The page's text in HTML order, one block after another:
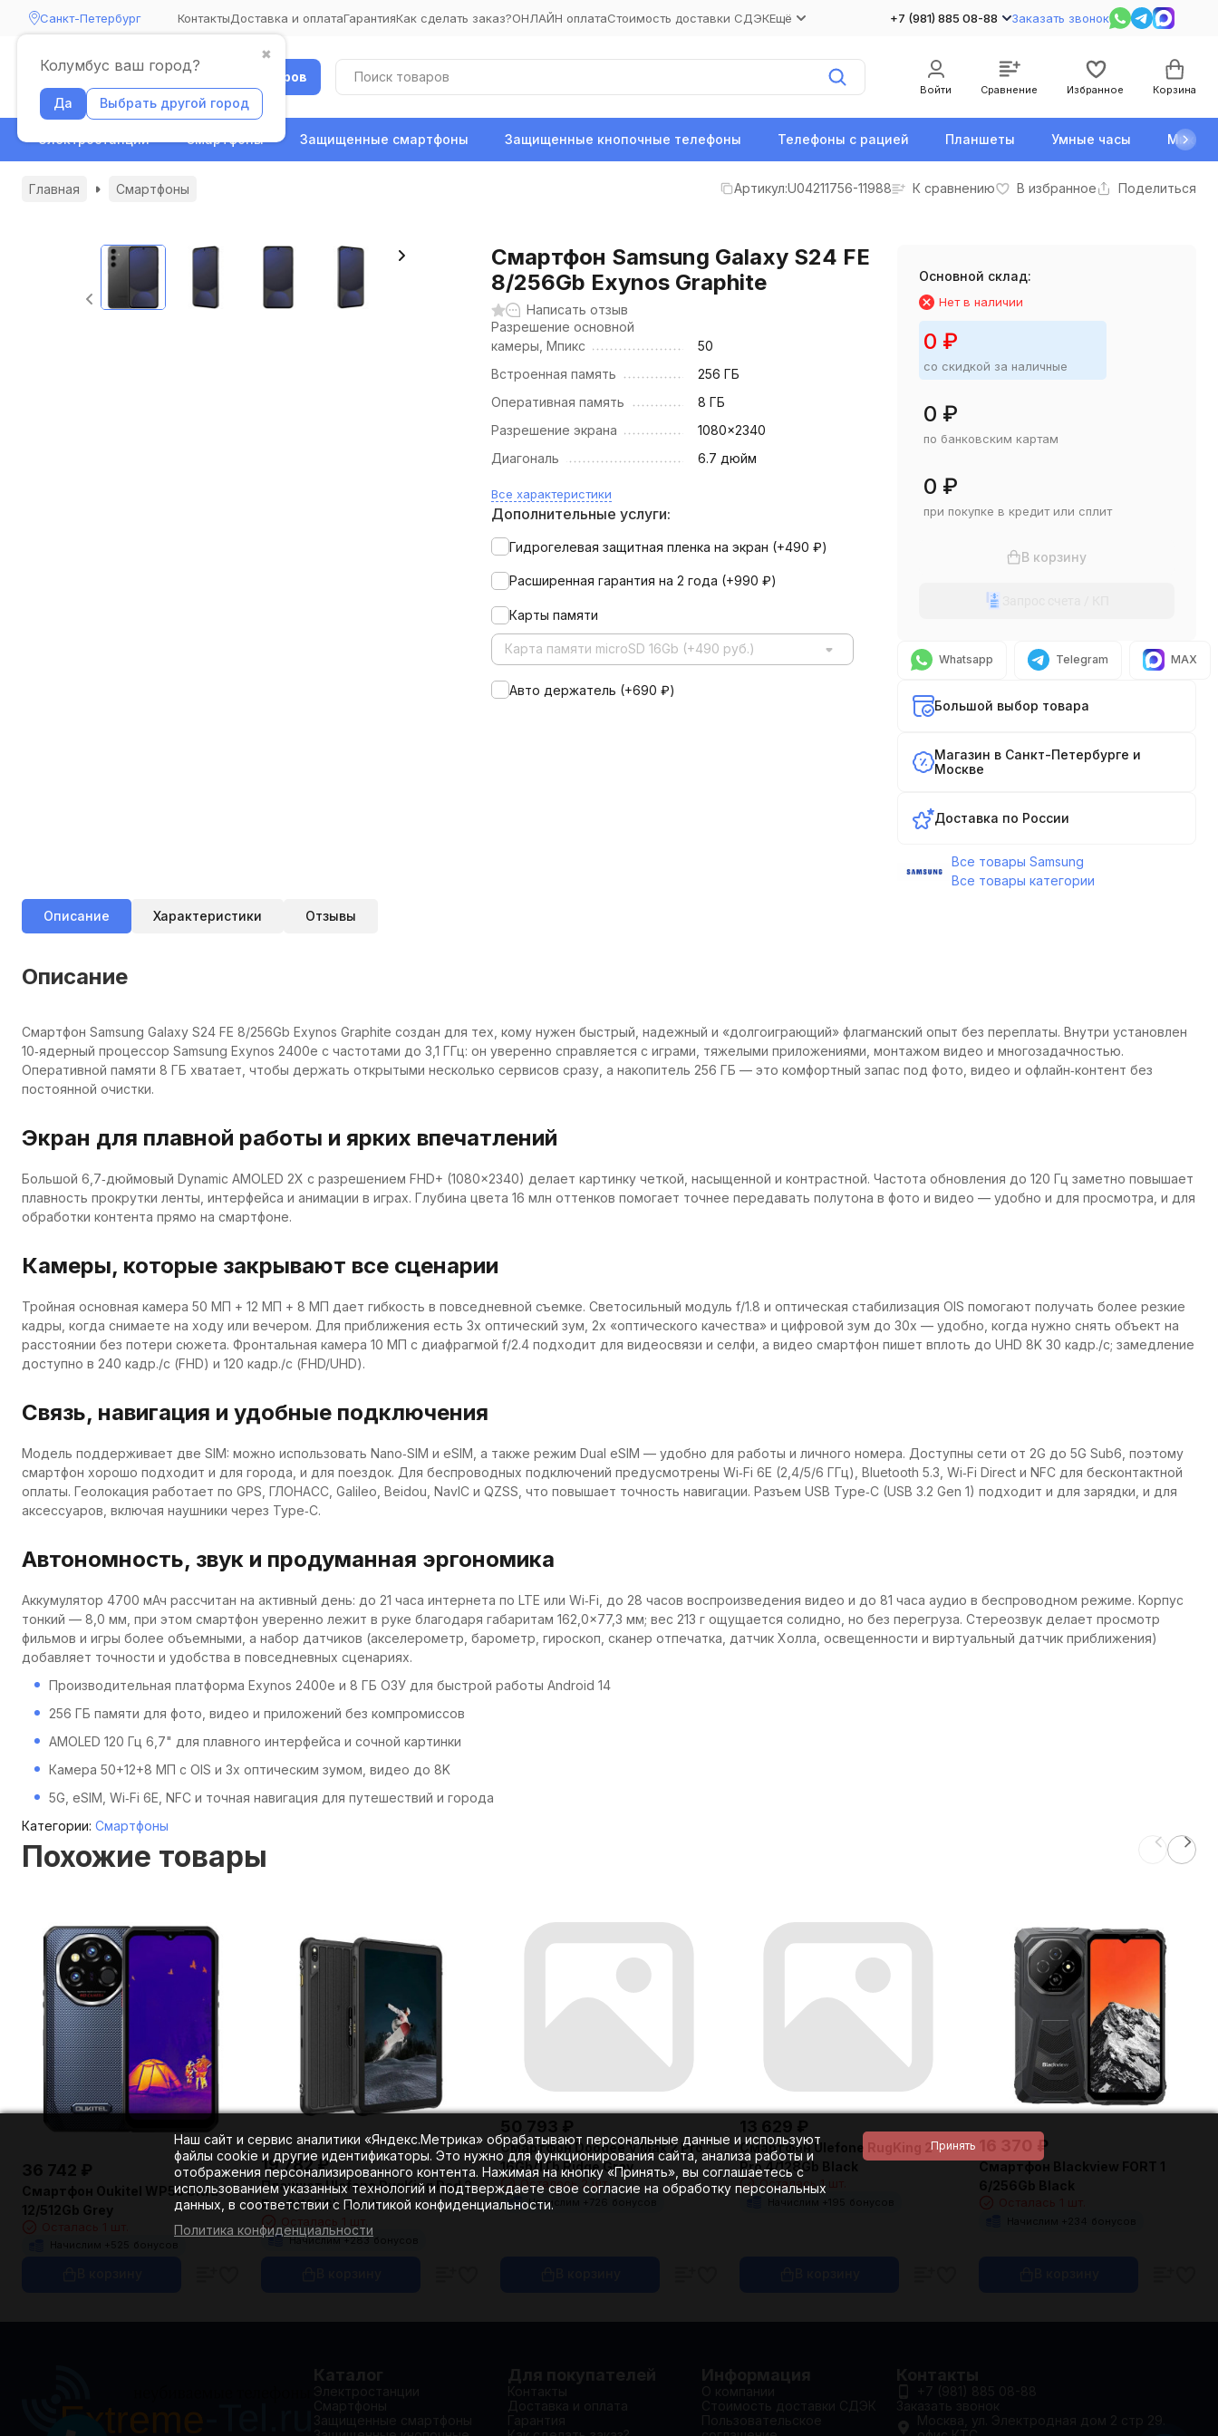
Санкт-Петербург
✖
Колумбус ваш город?
Да Выбрать другой город
КонтактыДоставка и оплатаГарантияКак сделать заказ?ОНЛАЙН оплатаСтоимость доставки СДЭКЕщё +7 (981) 885 08-88 Заказать звонок
Каталог товаров
Войти Сравнение Избранное Корзина
Электростанции Смартфоны Защищенные смартфоны Защищенные кнопочные телефоны Телефоны с рацией Планшеты Умные часы
Главная Смартфоны Артикул:U04211756-11988 К сравнению В избранное Поделиться
Смартфон Samsung Galaxy S24 FE
8/256Gb Exynos Graphite
Написать отзыв
Разрешение основной
камеры, Мпикс
50
Встроенная память
256 ГБ
Оперативная память
8 ГБ
Разрешение экрана
1080x2340
Диагональ
6.7 дюйм
Все характеристики
Дополнительные услуги:
Гидрогелевая защитная пленка на экран (+490₽)
Расширенная гарантия на 2 года (+990₽)
Карты памяти
Карта памяти microSD 16Gb (+490 руб.)
Авто держатель (+690₽)
Основной склад:
Нет в наличии
0 ₽
со скидкой за наличные
0 ₽
по банковским картам
0 ₽
при покупке в кредит или сплит
В корзину
Whatsapp Telegram MAX
Большой выбор товара
Магазин в Санкт-Петербурге и
Москве
Доставка по России
Все товары Samsung
Все товары категории
Описание Характеристики Отзывы
Описание
Смартфон Samsung Galaxy S24 FE 8/256Gb Exynos Graphite создан для тех, кому нужен быстрый, надежный и «долгоиграющий» флагманский опыт без переплаты. Внутри установлен
10‑ядерный процессор Samsung Exynos 2400e с частотами до 3,1 ГГц: он уверенно справляется с играми, тяжелыми приложениями, монтажом видео и многозадачностью.
Оперативной памяти 8 ГБ хватает, чтобы держать открытыми несколько сервисов сразу, а накопитель 256 ГБ — это комфортный запас под фото, видео и офлайн‑контент без
постоянной очистки.
Экран для плавной работы и ярких впечатлений
Большой 6,7‑дюймовый Dynamic AMOLED 2X с разрешением FHD+ (1080×2340) делает картинку четкой, насыщенной и контрастной. Частота обновления до 120 Гц заметно повышает
плавность прокрутки ленты, интерфейса и анимации в играх. Глубина цвета 16 млн оттенков помогает точнее передавать полутона в фото и видео — удобно и для просмотра, и для
обработки контента прямо на смартфоне.
Камеры, которые закрывают все сценарии
Тройная основная камера 50 МП + 12 МП + 8 МП дает гибкость в повседневной съемке. Светосильный модуль f/1.8 и оптическая стабилизация OIS помогают получать более резкие
кадры, когда снимаете на ходу или вечером. Для приближения есть 3х оптический зум, 2х «оптического качества» и цифровой зум до 30х — удобно, когда нужно снять объект на
расстоянии без потери сюжета. Фронтальная камера 10 МП с диафрагмой f/2.4 подходит для видеосвязи и селфи, а видео смартфон пишет вплоть до UHD 8K 30 кадр./с; замедление
доступно в 240 кадр./с (FHD) и 120 кадр./с (FHD/UHD).
Связь, навигация и удобные подключения
Модель поддерживает две SIM: можно использовать Nano‑SIM и eSIM, а также режим Dual eSIM — удобно для работы и личного номера. Доступны сети от 2G до 5G Sub6, поэтому
смартфон хорошо подходит и для города, и для поездок. Для беспроводных подключений предусмотрены Wi‑Fi 6E (2,4/5/6 ГГц), Bluetooth 5.3, Wi‑Fi Direct и NFC для бесконтактной
оплаты. Геолокация работает по GPS, ГЛОНАСС, Galileo, Beidou, NavIC и QZSS, что повышает точность навигации. Разъем USB Type‑C (USB 3.2 Gen 1) подходит и для зарядки, и для
аксессуаров, включая наушники через Type‑C.
Автономность, звук и продуманная эргономика
Аккумулятор 4700 мАч рассчитан на активный день: до 21 часа интернета по LTE или Wi‑Fi, до 28 часов воспроизведения видео и до 81 часа аудио в беспроводном режиме. Корпус
тонкий — 8,0 мм, при этом смартфон уверенно лежит в руке благодаря габаритам 162,0×77,3 мм; вес 213 г ощущается солидно, но без перегруза. Стереозвук делает просмотр
фильмов и игры более объемными, а набор датчиков (акселерометр, барометр, гироскоп, сканер отпечатка, датчик Холла, освещенности и виртуальный датчик приближения)
добавляет точности и удобства в повседневных сценариях.
Производительная платформа Exynos 2400e и 8 ГБ ОЗУ для быстрой работы Android 14
256 ГБ памяти для фото, видео и приложений без компромиссов
AMOLED 120 Гц 6,7" для плавного интерфейса и сочной картинки
Камера 50+12+8 МП с OIS и 3х оптическим зумом, видео до 8K
5G, eSIM, Wi‑Fi 6E, NFC и точная навигация для путешествий и города
Категории: Смартфоны
Похожие товары
36 742 ₽
Смартфон Oukitel WP55 Ultra
12/512Gb Grey
Начислим + бонусов
19 782 ₽
Планшет Ulefone RugKing Pad 2
Pro 8/128Gb Black
Начислим +283 бонусов
50 793 ₽
Смартфон Doogee V Max 2 Pro
16Gb/1Tb Ridge Gray
Осталось 2 шт.
Начислим + 726 бонусов
13 629 ₽
Смартфон Ulefone RugKing 2
Pro 4/128Gb Black
Осталась 1 шт.
Начислим + 195 бонусов
16 370 ₽
Смартфон Blackview FORT 1
6/256Gb Black
Начислим + 234 бонусов
Наш сайт и сервис аналитики «Яндекс.Метрика» обрабатывают персональные данные и используют
файлы cookie и другие идентификаторы. Это нужно для функционирования сайта, анализа работы и
отображения персонализированного контента. Нажимая на кнопку «Принять», вы соглашаетесь с
использованием указанных технологий и подтверждаете свое согласие на обработку персональных
данных, в соответствии с Политикой конфиденциальности.
Политика конфиденциальности